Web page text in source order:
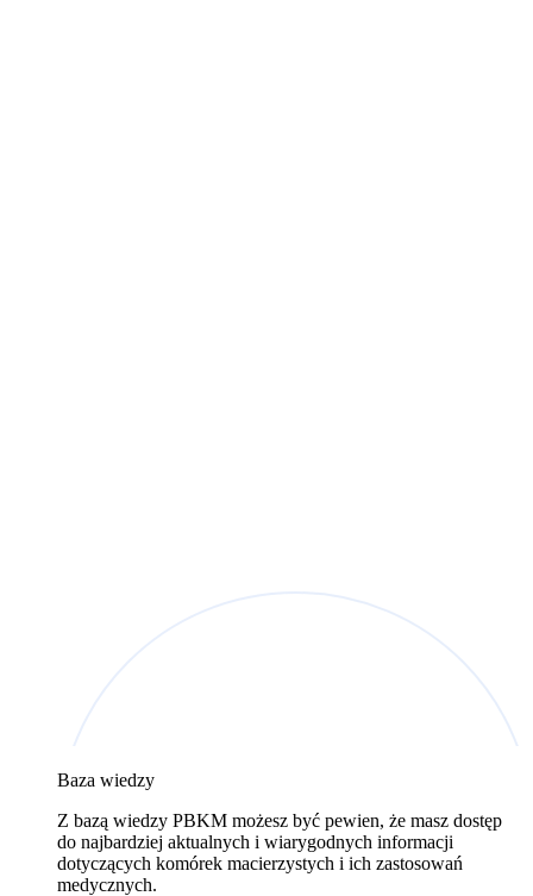
Baza wiedzy
Z bazą wiedzy PBKM możesz być pewien, że masz dostęp
do najbardziej aktualnych i wiarygodnych informacji
dotyczących komórek macierzystych i ich zastosowań
medycznych.